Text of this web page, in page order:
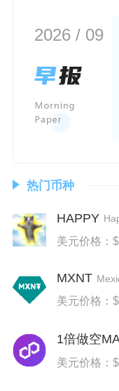
2026 / 09
热门币种
HAPPY
美元价格：
MXNT
美元价格：
1倍做空
美元价格：